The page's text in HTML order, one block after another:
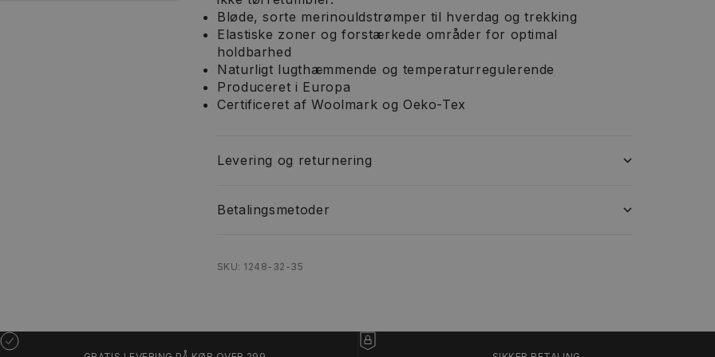
Bløde, sorte merinouldstrømper til hverdag og trekking
Elastiske zoner og forstærkede områder for optimal
holdbarhed
Naturligt lugthæmmende og temperaturregulerende
Produceret i Europa
Certificeret af Woolmark og Oeko-Tex
Levering og returnering
Betalingsmetoder
SKU: 1248-32-35